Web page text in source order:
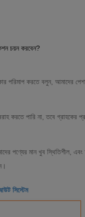
চয়ন করবেন?
করতে বলুন, আমাদের
করতে পারি না, তবে গ্রাহকের
পণ্যের মান খুব স্থিতিশীল,
সিস্টেম